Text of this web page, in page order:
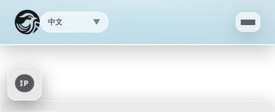
中文 ▼
IP